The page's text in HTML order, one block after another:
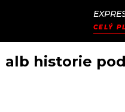
CELÝ
historie